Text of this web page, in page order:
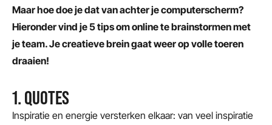
Maar hoe doe je dat van achter je computerscherm?
Hieronder vind je 5 tips om online te brainstormen met
je team. Je creatieve brein gaat weer op volle toeren
draaien!
1. QUOTES
Inspiratie en energie versterken elkaar: van veel inspiratie